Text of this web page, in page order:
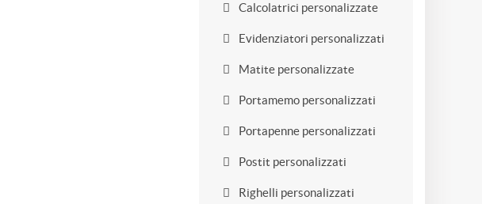
Calcolatrici personalizzate
Evidenziatori personalizzati
Matite personalizzate
Portamemo personalizzati
Portapenne personalizzati
Postit personalizzati
Righelli personalizzati